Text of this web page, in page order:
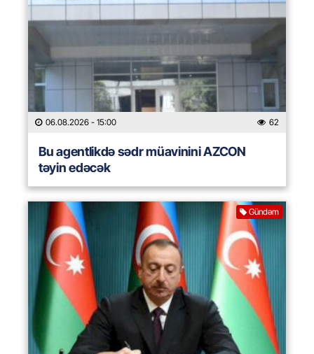
06.08.2026 - 15:00 62
Bu agentlikdə sədr müavinini AZCON
təyin edəcək
Gündəm